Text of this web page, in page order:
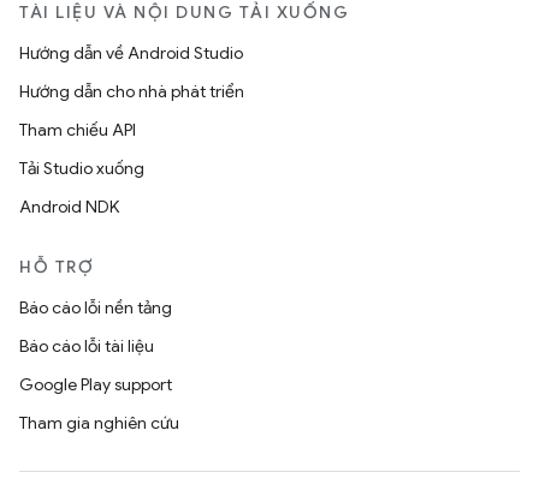
TÀI LIỆU VÀ NỘI DUNG TẢI XUỐNG
Hướng dẫn về Android Studio
Hướng dẫn cho nhà phát triển
Tham chiếu API
Tải Studio xuống
Android NDK
HỖ TRỢ
Báo cáo lỗi nền tảng
Báo cáo lỗi tài liệu
Google Play support
Tham gia nghiên cứu